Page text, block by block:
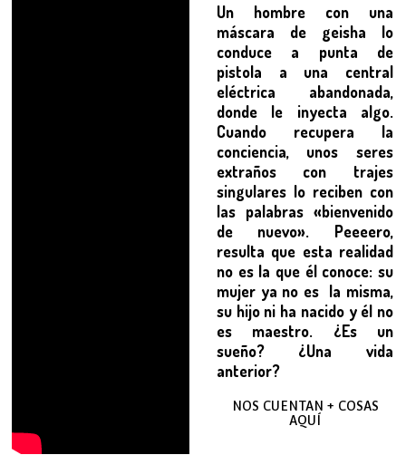
Un hombre con una
máscara de geisha lo
conduce a punta de
pistola a una central
eléctrica abandonada,
donde le inyecta algo.
Cuando recupera la
conciencia, unos seres
extraños con trajes
singulares lo reciben con
las palabras «bienvenido
de nuevo». Peeeero,
resulta que esta realidad
no es la que él conoce: su
mujer ya no es la misma,
su hijo ni ha nacido y él no
es maestro. ¿Es un
sueño? ¿Una vida
anterior?
NOS CUENTAN + COSAS
AQUÍ